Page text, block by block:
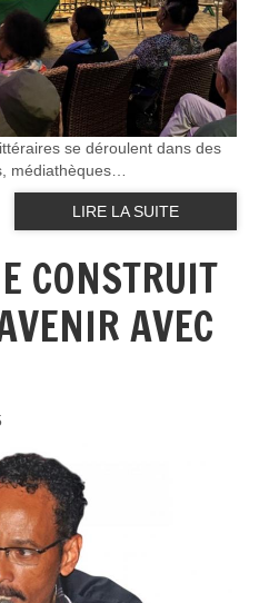
se déroulent dans des
médiathèques…
LIRE LA SUITE
CONSTRUIT
AVEC